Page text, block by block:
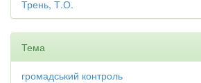
Трень, Т.О.
Тема
громадський контроль